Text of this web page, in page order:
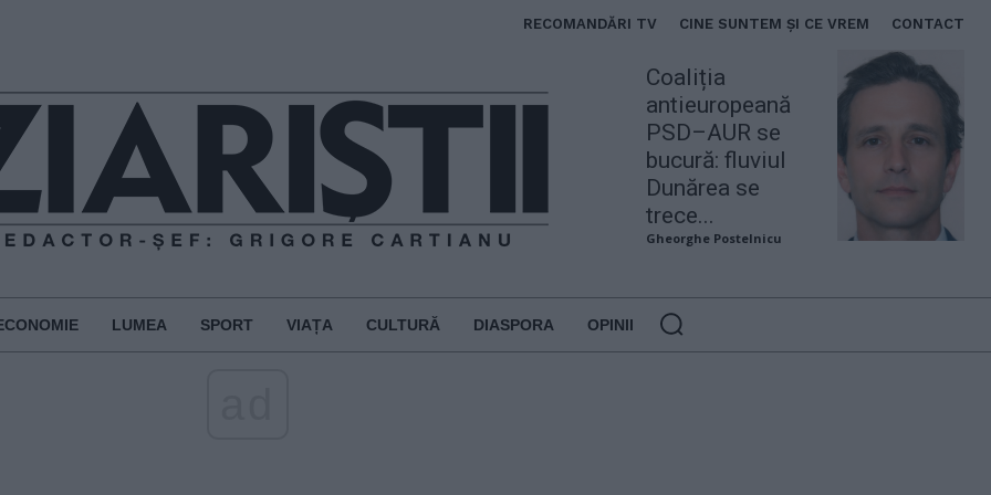
RECOMANDĂRI TV CINE SUNTEM ȘI CE VREM CONTACT
Coaliția
antieuropeană
PSD–AUR se
bucură: fluviul
Dunărea se
trece...
Gheorghe Postelnicu
LUMEA SPORT VIAȚA CULTURĂ DIASPORA OPINII